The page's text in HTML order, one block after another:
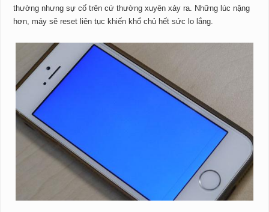
thường nhưng sự cố trên cứ thường xuyên xảy ra. Những lúc nặng
hơn, máy sẽ reset liên tục khiến khổ chủ hết sức lo lắng.